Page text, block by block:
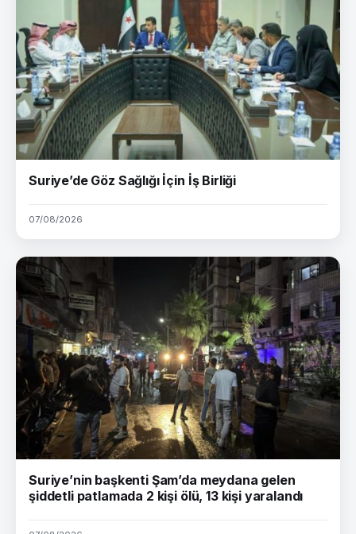
Suriye’de Göz Sağlığı İçin İş Birliği
07/08/2026
Suriye’nin başkenti Şam’da meydana gelen
şiddetli patlamada 2 kişi ölü, 13 kişi yaralandı